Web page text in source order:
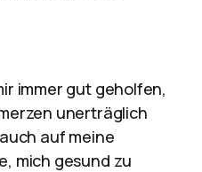
immer gut geholfen,
unerträglich
auf meine
mich gesund zu